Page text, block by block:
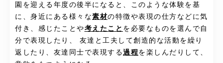
園を迎える年度の後半になると、このような体験を基
に、身近にある様々な素材の特徴や表現の仕方などに気
付き、感じたことや考えたこと を必要なものを選んで自
分で表現したり、 友達と工夫して創造的な活動を繰り
返したり、友達同士で表現する過程を楽しんだりして、